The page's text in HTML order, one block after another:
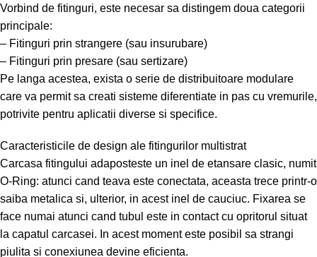
Vorbind de fitinguri, este necesar sa distingem doua categorii
principale:
– Fitinguri prin strangere (sau insurubare)
– Fitinguri prin presare (sau sertizare)
Pe langa acestea, exista o serie de distribuitoare modulare
care va permit sa creati sisteme diferentiate in pas cu vremurile,
potrivite pentru aplicatii diverse si specifice.
Caracteristicile de design ale fitingurilor multistrat
Carcasa fitingului adaposteste un inel de etansare clasic, numit
O-Ring: atunci cand teava este conectata, aceasta trece printr-o
saiba metalica si, ulterior, in acest inel de cauciuc. Fixarea se
face numai atunci cand tubul este in contact cu opritorul situat
la capatul carcasei. In acest moment este posibil sa strangi
piulita si conexiunea devine eficienta.